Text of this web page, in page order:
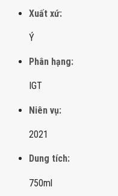
Xuất xứ:
Ý
Phân hạng:
IGT
Niên vụ:
2021
Dung tích:
750ml